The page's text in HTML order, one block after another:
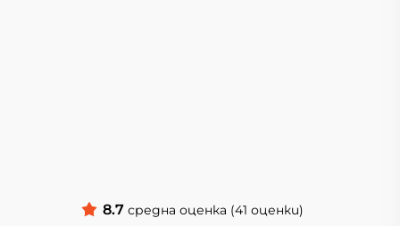
8.7 средна оценка (41 оценки)